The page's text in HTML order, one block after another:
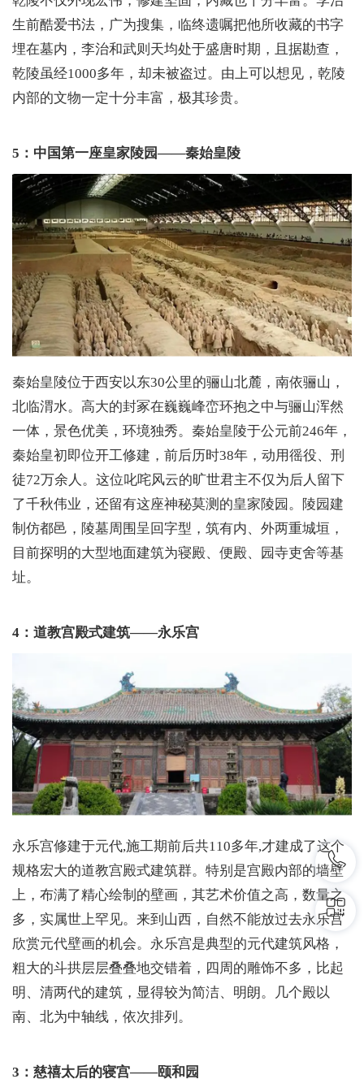
生前酷爱书法，广为搜集，临终遗嘱把他所收藏的书字
埋在墓内，李治和武则天均处于盛唐时期，且据勘查，
乾陵虽经1000多年，却未被盗过。由上可以想见，乾陵
内部的文物一定十分丰富，极其珍贵。
5：中国第一座皇家陵园——秦始皇陵
秦始皇陵位于西安以东30公里的骊山北麓，南依骊山，
北临渭水。高大的封冢在巍巍峰峦环抱之中与骊山浑然
一体，景色优美，环境独秀。秦始皇陵于公元前246年，
秦始皇初即位开工修建，前后历时38年，动用徭役、刑
徒72万余人。这位叱咤风云的旷世君主不仅为后人留下
了千秋伟业，还留有这座神秘莫测的皇家陵园。陵园建
制仿都邑，陵墓周围呈回字型，筑有内、外两重城垣，
目前探明的大型地面建筑为寝殿、便殿、园寺吏舍等基
址。
4：道教宫殿式建筑——永乐宫
永乐宫修建于元代,施工期前后共110多年,才建成了这个
规格宏大的道教宫殿式建筑群。特别是宫殿内部的墙壁
上，布满了精心绘制的壁画，其艺术价值之高，数量之
多，实属世上罕见。来到山西，自然不能放过去永乐宫
欣赏元代壁画的机会。永乐宫是典型的元代建筑风格，
粗大的斗拱层层叠叠地交错着，四周的雕饰不多，比起
明、清两代的建筑，显得较为简洁、明朗。几个殿以
南、北为中轴线，依次排列。
3：慈禧太后的寝宫——颐和园